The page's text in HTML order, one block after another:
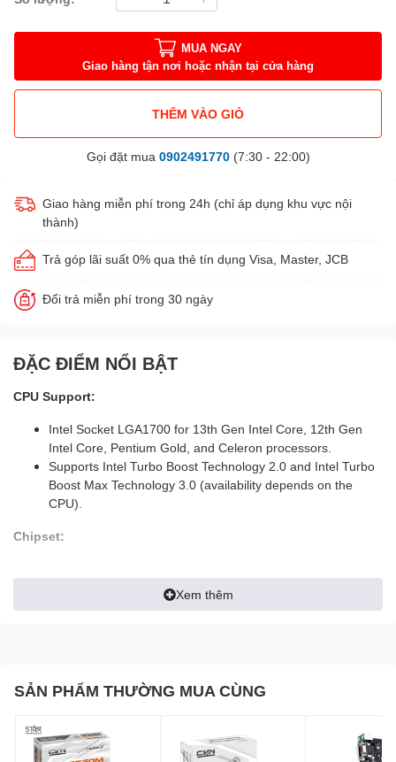
MUA NGAY
Giao hàng tận nơi hoặc nhận tại cửa hàng
THÊM VÀO GIỎ
Gọi đặt mua 0902491770(7:30 - 22:00)
Giao hàng miễn phí trong 24h (chỉ áp dụng khu vực nội
thành)
Trả góp lãi suất 0% qua thẻ tín dụng Visa, Master, JCB
Đổi trả miễn phí trong 30 ngày
ĐẶC ĐIỂM NỔI BẬT
CPU Support:
Intel Socket LGA1700 for 13th Gen Intel Core, 12th Gen
Intel Core, Pentium Gold, and Celeron processors.
Supports Intel Turbo Boost Technology 2.0 and Intel Turbo
Boost Max Technology 3.0 (availability depends on the
CPU).
Chipset:
Supports Intel Extreme Memory Profile (XMP).
Graphics:
1 x VGA port
Xem thêm
SẢN PHẨM THƯỜNG MUA CÙNG